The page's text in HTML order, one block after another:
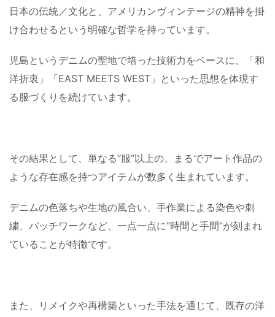
日本の伝統／文化と、アメリカンヴィンテージの精神を掛
け合わせるという明確な哲学を持っています。
児島というデニムの聖地で培った技術力をベースに、「和
洋折衷」「EAST MEETS WEST」といった思想を体現す
る服づくりを続けています。
その結果として、単なる“服”以上の、まるでアート作品の
ような存在感を持つアイテムが数多く生まれています。
デニムの色落ちや生地の風合い、手作業による染色や刺
繍、パッチワークなど、一点一点に“時間と手間”が刻まれ
ていることが特徴です。
また、リメイクや再構築といった手法を通じて、既存の洋